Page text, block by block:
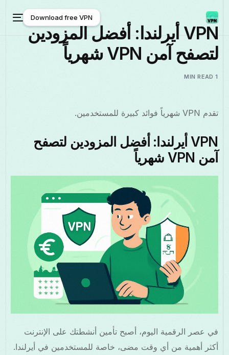
العربية
Download free VPN
Download free VPN
VPN أيرلندا: أفضل المزودين
لتصفح آمن VPN شهرياً
1 MIN READ
تقدم VPN شهرياً فوائد كبيرة للمستخدمين.
VPN أيرلندا: أفضل المزودين لتصفح
آمن VPN شهرياً
في عصر الرقمية اليوم، أصبح تأمين أنشطتك على الإنترنت
أكثر أهمية من أي وقت مضى، خاصة للمستخدمين في أيرلندا.